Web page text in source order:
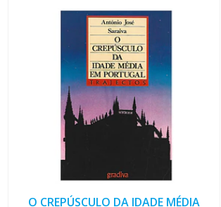
O CREPÚSCULO DA IDADE MÉDIA